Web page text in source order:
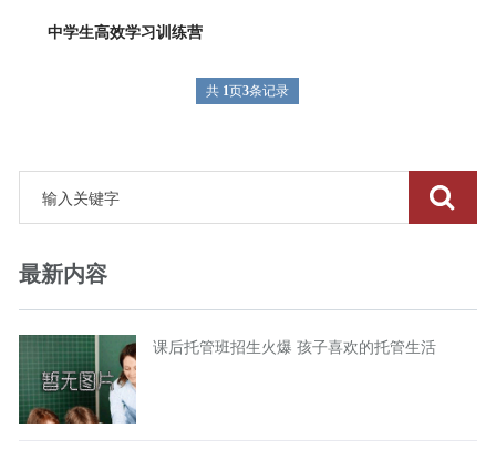
中学生高效学习训练营
共 1页3条记录
最新内容
课后托管班招生火爆 孩子喜欢的托管生活